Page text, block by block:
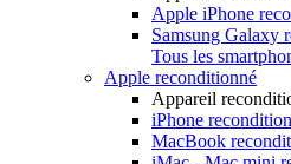
Apple iPhone
Samsung Galaxy
Tous les
Apple reconditionné
Appareil
iPhone
MacBook